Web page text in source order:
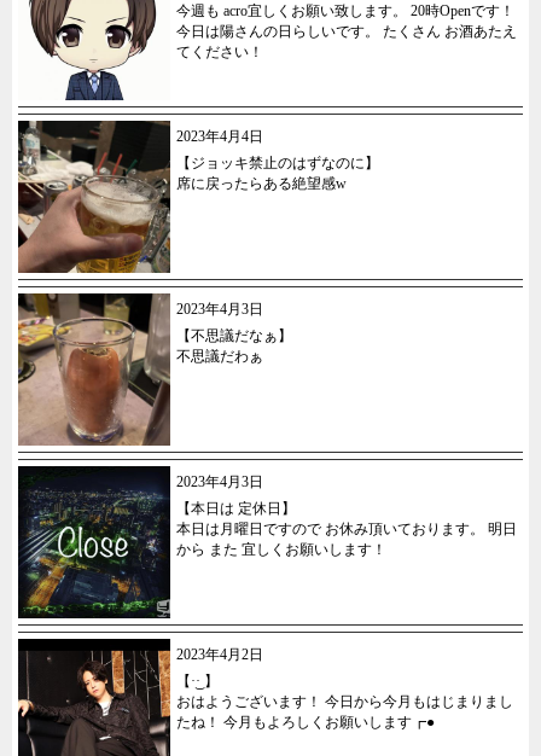
今週も acro宜しくお願い致します。 20時Openです！
今日は陽さんの日らしいです。 たくさん お酒あたえ
てください！
2023年4月4日
【ジョッキ禁止のはずなのに】
席に戻ったらある絶望感w
2023年4月3日
【不思議だなぁ】
不思議だわぁ
2023年4月3日
【本日は 定休日】
本日は月曜日ですので お休み頂いております。 明日
から また 宜しくお願いします！
2023年4月2日
【·͜· ︎︎】
おはようございます！ 今日から今月もはじまりまし
たね！ 今月もよろしくお願いします┏●